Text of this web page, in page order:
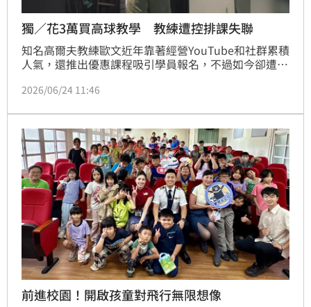
獨／花3萬買高球教學 教練遭控排課失聯
知名高爾夫教練歐文近年靠著經營YouTube和社群累積
人氣，還推出優惠課程吸引學員報名，不過如今卻遭多
回，甚至有人花近萬元購買球具和課程卻無法上課，面
仍持續延燒。
2026/06/24 11:46
前進校園！開啟孩童對飛行無限想像